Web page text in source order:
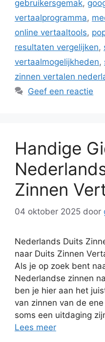
gebruikersgemak,
vertaalprogramma,
online vertaaltools,
resultaten vergelijken,
vertaalmogelijkheden,
zinnen vertalen
Geef een reactie
Handige
Zinnen
04 oktober 2025 door
Nederlands Duits
naar Duits Zinnen
Als je op zoek bent
Nederlandse zinnen
ben je hier aan het
van zinnen van de
soms een uitdaging
Lees meer